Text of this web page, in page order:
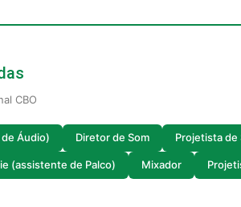
CBO
Áudio) Diretor de Som Projetista de
(assistente de Palco) Mixador